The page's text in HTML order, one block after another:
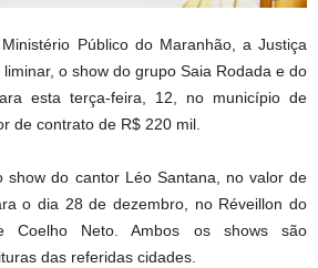
Público do Maranhão, a Justiça
o show do grupo Saia Rodada e do
esta terça-feira, 12, no município de
de contrato de R$ 220 mil.
show do cantor Léo Santana, no valor de
o dia 28 de dezembro, no Réveillon do
Coelho Neto. Ambos os shows são
das referidas cidades.